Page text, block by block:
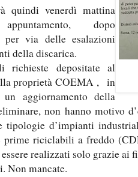
quindi venerdì mattina
dopo
per via delle esalazioni
della discarica.
richieste depositate al
proprietà COEMA , in
aggiornamento della
non hanno motivo
tipologie d’impianti
prime riciclabili a freddo
realizzati solo grazie
Non mancate.